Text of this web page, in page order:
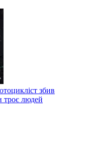
збив
троє людей